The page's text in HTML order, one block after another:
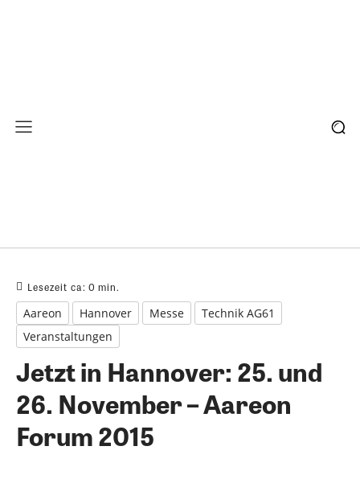
Lesezeit ca: 0 min.
Aareon Hannover Messe
Technik AG61
Veranstaltungen
Jetzt in Hannover: 25. und
26. November – Aareon
Forum 2015